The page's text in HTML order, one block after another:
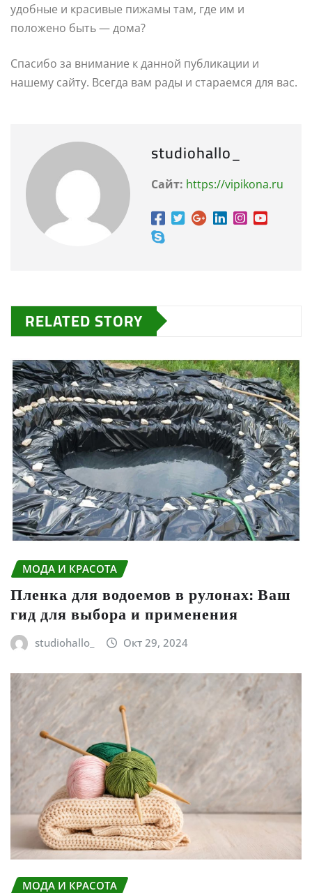
удобные и красивые пижамы там, где им и
положено быть — дома?
Спасибо за внимание к данной публикации и
нашему сайту. Всегда вам рады и стараемся для вас.
studiohallo_
Сайт: https://vipikona.ru
RELATED STORY
МОДА И КРАСОТА
Пленка для водоемов в рулонах: Ваш
гид для выбора и применения
studiohallo_ Окт 29, 2024
МОДА И КРАСОТА